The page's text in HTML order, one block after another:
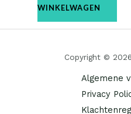
WINKELWAGEN
Copyright ©
Algemene
Privacy